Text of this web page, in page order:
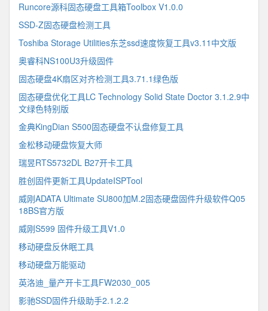
Runcore源科固态硬盘工具箱Toolbox V1.0.0
SSD-Z固态硬盘检测工具
Toshiba Storage Utilities东芝ssd速度恢复工具v3.11中文版
奥睿科NS100U3升级固件
固态硬盘4K扇区对齐检测工具3.71.1绿色版
固态硬盘优化工具LC Technology Solid State Doctor 3.1.2.9中
文绿色特别版
金典KingDian S500固态硬盘不认盘修复工具
金松移动硬盘恢复大师
瑞昱RTS5732DL B27开卡工具
胜创固件更新工具UpdateISPTool
威刚ADATA Ultimate SU800加M.2固态硬盘固件升级软件Q05
18BS官方版
威刚S599 固件升级工具V1.0
移动硬盘反休眠工具
移动硬盘万能驱动
英洛迪_量产开卡工具FW2030_005
影驰SSD固件升级助手2.1.2.2